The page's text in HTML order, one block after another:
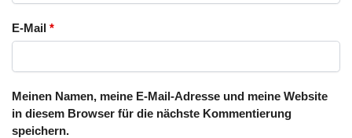
E-Mail *
Meinen Namen, meine E-Mail-Adresse und meine Website
in diesem Browser für die nächste Kommentierung
speichern.